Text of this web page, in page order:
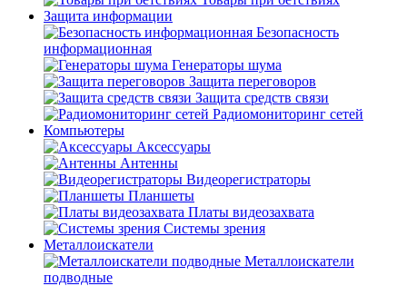
Защита информации
Безопасность
информационная
Генераторы шума
Защита переговоров
Защита средств связи
Радиомониторинг сетей
Компьютеры
Аксессуары
Антенны
Видеорегистраторы
Планшеты
Платы видеозахвата
Системы зрения
Металлоискатели
Металлоискатели
подводные